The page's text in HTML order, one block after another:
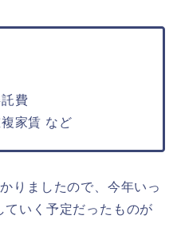
費
家賃 など
りましたので、今年いっ
ていく予定だったものが